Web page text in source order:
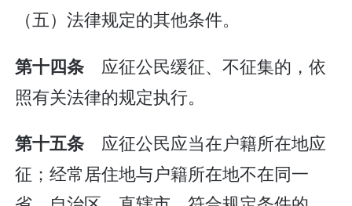
（五）法律规定的其他条件。
第十四条 应征公民缓征、不征集的，依
照有关法律的规定执行。
第十五条 应征公民应当在户籍所在地应
征；经常居住地与户籍所在地不在同一